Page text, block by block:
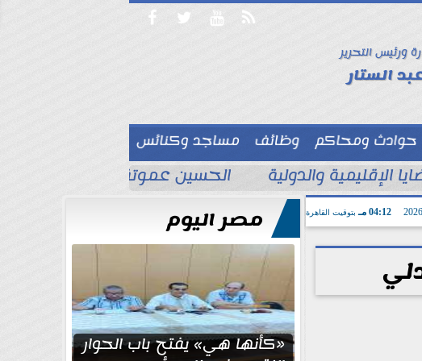
   
ورئيس التحرير
الستار
حوادث ومحاكم وظائف
مساجد وكنائس
والدولية الحسين عموتة يحسم قائمة
04:12 مـ بتوقيت القاهرة مصر اليوم
«كأنها هي» يفتح باب الحوار